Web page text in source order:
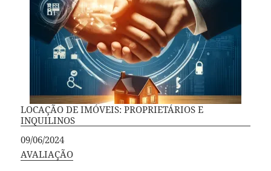
LOCAÇÃO DE IMÓVEIS: PROPRIETÁRIOS E
INQUILINOS
Data
09/06/2024
Em relação a
AVALIAÇÃO